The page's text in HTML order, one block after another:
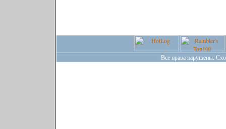
Все права нарушены.